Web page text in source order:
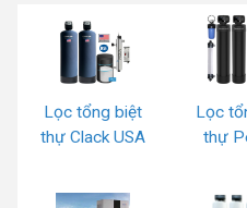
Lọc tổng biệt
thự Clack USA
Lọc
thự